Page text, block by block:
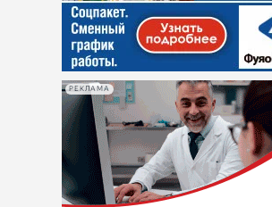
РЕКЛАМА